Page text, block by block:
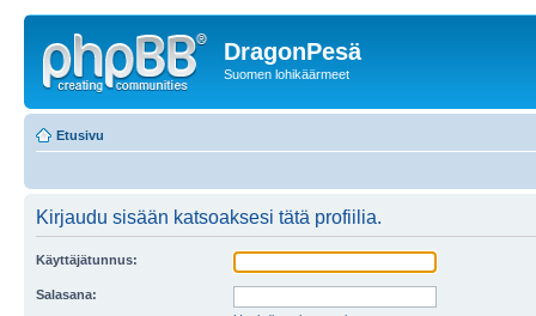
DragonPesä
Suomen lohikäärmeet
Etusivu
Kirjaudu sisään katsoaksesi tätä profiilia.
Käyttäjätunnus:
Salasana: